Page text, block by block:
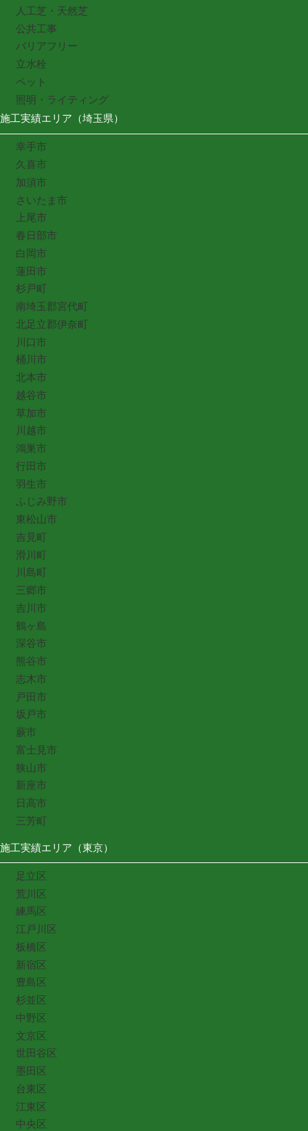
人工芝・天然芝
公共工事
バリアフリー
立水栓
ペット
照明・ライティング
施工実績エリア（埼玉県）
幸手市
久喜市
加須市
さいたま市
上尾市
春日部市
白岡市
蓮田市
杉戸町
南埼玉郡宮代町
北足立郡伊奈町
川口市
桶川市
北本市
越谷市
草加市
川越市
鴻巣市
行田市
羽生市
ふじみ野市
東松山市
吉見町
滑川町
川島町
三郷市
吉川市
鶴ヶ島
深谷市
熊谷市
志木市
戸田市
坂戸市
蕨市
富士見市
狭山市
新座市
日高市
三芳町
施工実績エリア（東京）
足立区
荒川区
練馬区
江戸川区
板橋区
新宿区
豊島区
杉並区
中野区
文京区
世田谷区
墨田区
台東区
江東区
中央区